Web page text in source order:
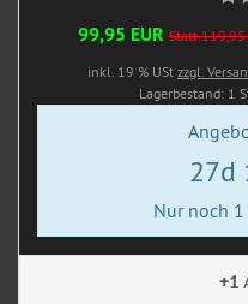
99,95 EUR Statt 119,95
inkl. 19 % USt zzgl.
Lagerbestand: 1
27d
Nur noch
+1